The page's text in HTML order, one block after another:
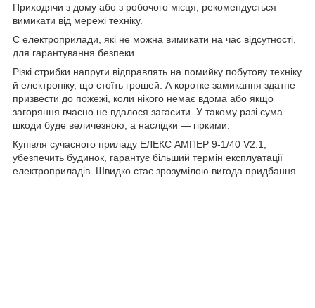
Приходячи з дому або з робочого місця, рекомендується
вимикати від мережі техніку.
Є електроприлади, які не можна вимикати на час відсутності,
для гарантування безпеки.
Різкі стрибки напруги відправлять на помийку побутову техніку
й електроніку, що стоїть грошей. А коротке замикання здатне
призвести до пожежі, коли нікого немає вдома або якщо
загоряння вчасно не вдалося загасити. У такому разі сума
шкоди буде величезною, а наслідки — гіркими.
Купівля сучасного приладу ЕЛЕКС АМПЕР 9-1/40 V2.1,
убезпечить будинок, гарантує більший термін експлуатації
електроприладів. Швидко стає зрозумілою вигода придбання.